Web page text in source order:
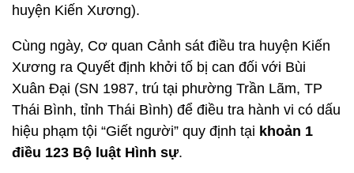
huyện Kiến Xương).
Cùng ngày, Cơ quan Cảnh sát điều tra huyện Kiến
Xương ra Quyết định khởi tố bị can đối với Bùi
Xuân Đại (SN 1987, trú tại phường Trần Lãm, TP
Thái Bình, tỉnh Thái Bình) để điều tra hành vi có dấu
hiệu phạm tội “Giết người” quy định tại khoản 1
điều 123 Bộ luật Hình sự.